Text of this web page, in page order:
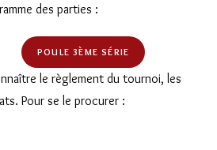
des parties :
POULE 3ÈME SÉRIE
le règlement du tournoi, les
Pour se le procurer :